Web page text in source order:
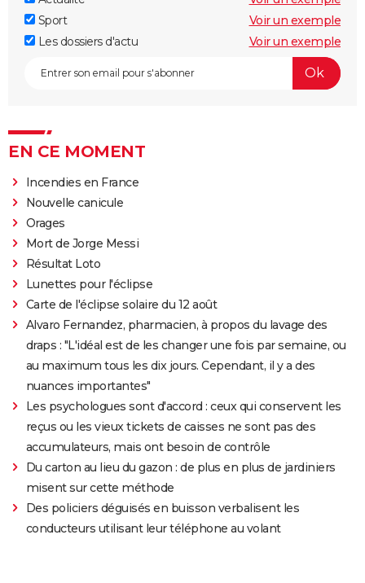
Sport
Voir un exemple
Les dossiers d'actu
Voir un exemple
EN CE MOMENT
Incendies en France
Nouvelle canicule
Orages
Mort de Jorge Messi
Résultat Loto
Lunettes pour l'éclipse
Carte de l'éclipse solaire du 12 août
Alvaro Fernandez, pharmacien, à propos du lavage des
draps : "L'idéal est de les changer une fois par semaine, ou
au maximum tous les dix jours. Cependant, il y a des
nuances importantes"
Les psychologues sont d'accord : ceux qui conservent les
reçus ou les vieux tickets de caisses ne sont pas des
accumulateurs, mais ont besoin de contrôle
Du carton au lieu du gazon : de plus en plus de jardiniers
misent sur cette méthode
Des policiers déguisés en buisson verbalisent les
conducteurs utilisant leur téléphone au volant